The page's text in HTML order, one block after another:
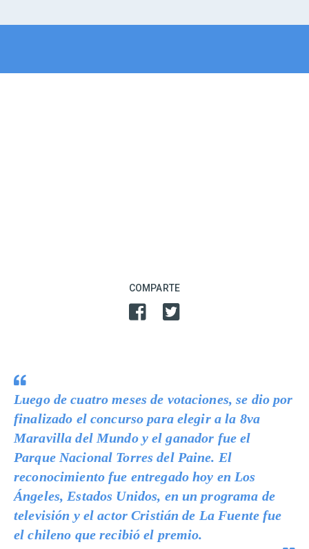
COMPARTE
Luego de cuatro meses de votaciones, se dio por
finalizado el concurso para elegir a la 8va
Maravilla del Mundo y el ganador fue el
Parque Nacional Torres del Paine. El
reconocimiento fue entregado hoy en Los
Ángeles, Estados Unidos, en un programa de
televisión y el actor Cristián de La Fuente fue
el chileno que recibió el premio.